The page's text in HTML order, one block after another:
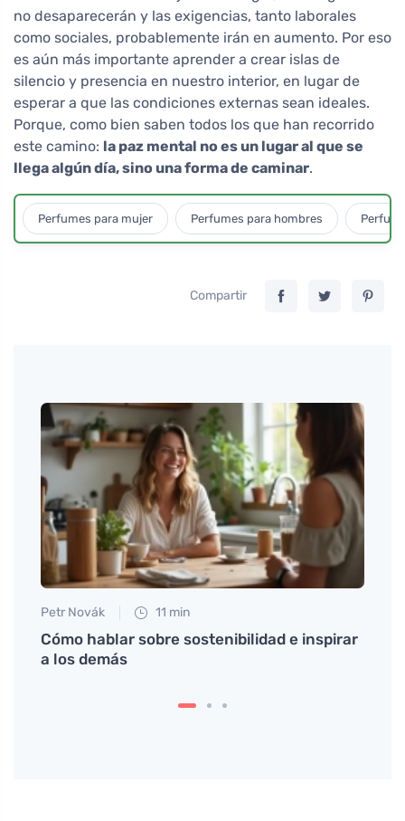
no desaparecerán y las exigencias, tanto laborales
como sociales, probablemente irán en aumento. Por eso
es aún más importante aprender a crear islas de
silencio y presencia en nuestro interior, en lugar de
esperar a que las condiciones externas sean ideales.
Porque, como bien saben todos los que han recorrido
este camino: la paz mental no es un lugar al que se
llega algún día, sino una forma de caminar.
Perfumes para mujer Perfumes para hombres
Compartir
Petr Novák 11 min
Cómo hablar sobre sostenibilidad e inspirar
a los demás